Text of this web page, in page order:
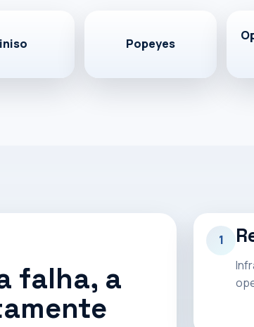
da operação.
Popeyes
falha, a
1